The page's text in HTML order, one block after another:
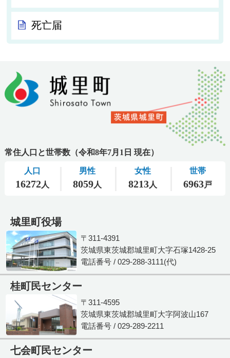
死亡届
城里町役場
〒311-4391
茨城県東茨城郡城里町大字石塚1428-25
電話番号 / 029-288-3111(代)
桂町民センター
〒311-4595
茨城県東茨城郡城里町大字阿波山167
電話番号 / 029-289-2211
七会町民センター